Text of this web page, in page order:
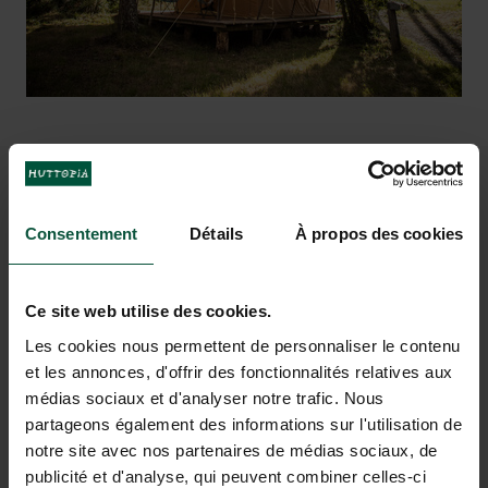
Consentement Détails À propos des cookies
Ce site web utilise des cookies.
Les cookies nous permettent de personnaliser le contenu
et les annonces, d'offrir des fonctionnalités relatives aux
médias sociaux et d'analyser notre trafic. Nous
partageons également des informations sur l'utilisation de
notre site avec nos partenaires de médias sociaux, de
publicité et d'analyse, qui peuvent combiner celles-ci
fijne fietstocht door het bos van Les
Landes
Atlantische Oceaan ligt op slechts 15
km van de camping!
VAKANTIEDROMEN KOMEN
UIT BIJ LANDES SUD